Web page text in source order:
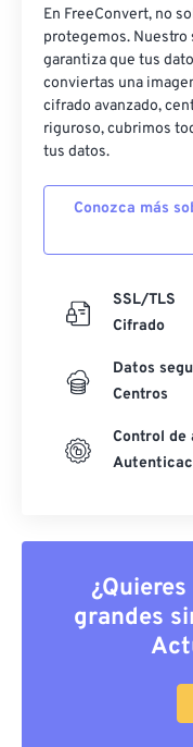
En FreeConvert, no
protegemos.
garantiza que tus
conviertas una
cifrado avanzado,
riguroso, cubrimos
tus datos.
Conozca más
SSL/TLS
Cifrado
Datos
Centros
Control de
grandes